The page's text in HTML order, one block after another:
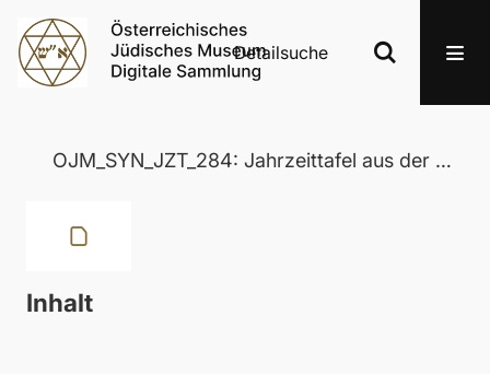
Detailsuche
OJM_SYN_JZT_284: Jahrzeittafel aus der Wertheimer Synagoge in Eisenstadt
Inhalt